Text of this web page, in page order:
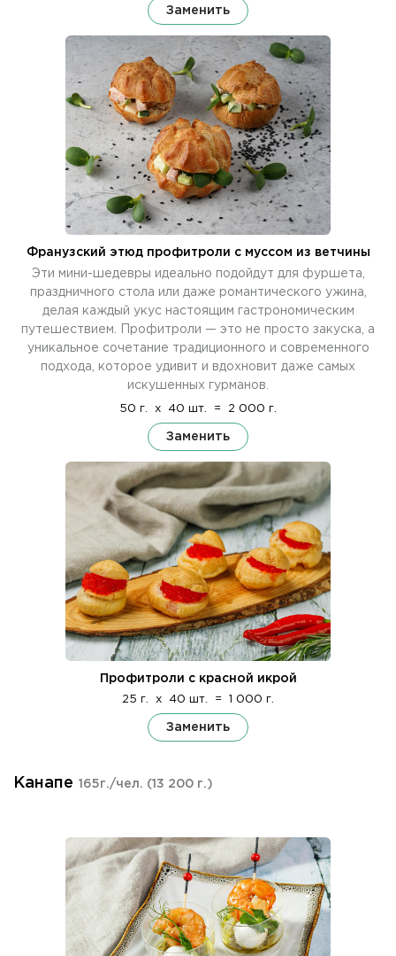
Заменить
Франузский этюд профитроли с муссом из ветчины
Эти мини-шедевры идеально подойдут для фуршета,
праздничного стола или даже романтического ужина,
делая каждый укус настоящим гастрономическим
путешествием. Профитроли — это не просто закуска, а
уникальное сочетание традиционного и современного
подхода, которое удивит и вдохновит даже самых
искушенных гурманов.
50 г. x 40 шт. = 2 000 г.
Заменить
Профитроли с красной икрой
25 г. x 40 шт. = 1 000 г.
Заменить
Канапе 165г./чел. (13 200 г.)